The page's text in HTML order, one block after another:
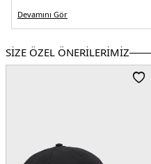
Devamını Gör
SİZE ÖZEL ÖNERİLERİMİZ